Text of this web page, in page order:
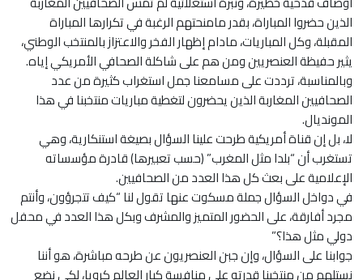
الذين حضروا المباراة، بقدر مامنحتهم الرغبة في تكرارها المباراة
المقبلة، وكل المباريات، مادام إظهار الفخر والاعتزاز بالمنتخب الوطني،
يثير حفيظة العنصريين ومن هم على شاكلة الصحافي الأمريكي إياه.
وبالمناسبة، ترددت على مسامعنا جمل استغراب كثيرة من عدد
الصحافيين المغاربة الذين يحضرون لتغطية مباريات منتخبنا في هذا
المونديال.
لا، بل إن قناة أمريكية طرحت علينا السؤال بصيغة استنكارية، وهي
تستغرب أن “بلدا مثل المغرب” (حسب تعبيرها) قادرة مؤسساته
الإعلامية على بعث كل هذا العدد من الصحافيين.
في دواخل السؤال جملة مسكوت عنها تقول لنا “كيف تتجرؤون، وأنتم
مجرد أفارقة، على الحضور المتميز والمشرف وبكل هذا العدد في محفل
دولي مثل هذا؟”
جوابنا على السؤال، وإن جبن العنصريون عن طرحه مباشرة، هو أننا
نستلهم من منتخبنا قدرته على منافسة كبار العالم كرويا، لكي نضع